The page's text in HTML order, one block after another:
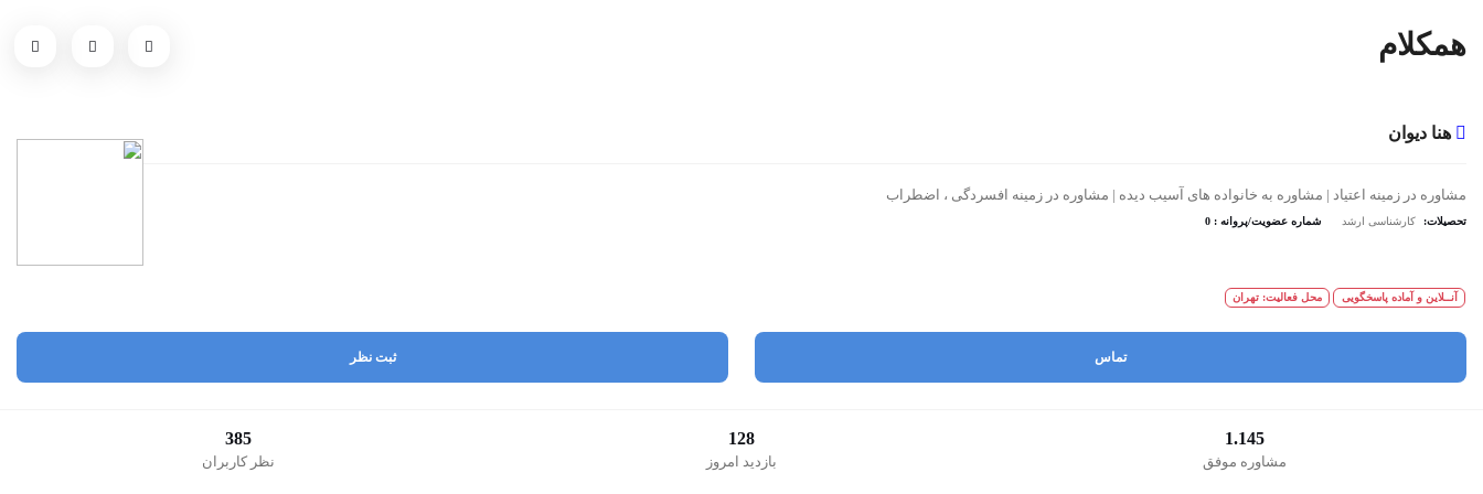
همکلام
هنا دیوان
مشاوره در زمینه اعتیاد | مشاوره به خانواده های آسیب دیده | مشاوره در زمینه افسردگی ، اضطراب
تحصیلات: کارشناسی ارشد شماره عضویت/پروانه : 0
آنــلاین و آماده پاسخگویی محل فعالیت: تهران
تماس ثبت نظر
1.145
مشاوره موفق
128
بازدید امروز
385
نظر کاربران